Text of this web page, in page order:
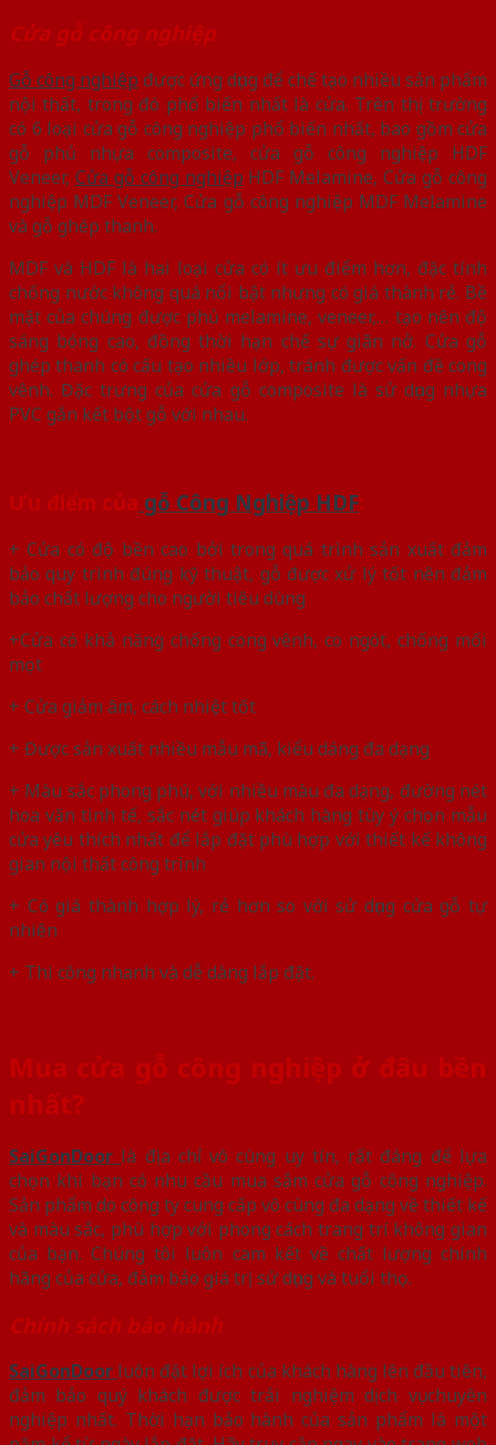
Cửa gỗ công nghiệp
Gỗ công nghiệp được ứng dụng để chế tạo nhiều sản phẩm
nội thất, trong đó phổ biến nhất là cửa. Trên thị trường
có 6 loại cửa gỗ công nghiệp phổ biến nhất, bao gồm cửa
gỗ phủ nhựa composite, cửa gỗ công nghiệp HDF
Veneer, Cửa gỗ công nghiệp HDF Melamine, Cửa gỗ công
nghiệp MDF Veneer, Cửa gỗ công nghiệp MDF Melamine
và gỗ ghép thanh.
MDF và HDF là hai loại cửa có ít ưu điểm hơn, đặc tính
chống nước không quá nổi bật nhưng có giá thành rẻ. Bề
mặt của chúng được phủ melamine, veneer,… tạo nên độ
sáng bóng cao, đồng thời hạn chế sự giãn nở. Cửa gỗ
ghép thanh có cấu tạo nhiều lớp, tránh được vấn đề cong
vênh. Đặc trưng của cửa gỗ composite là sử dụng nhựa
PVC gắn kết bột gỗ với nhau.
Ưu điểm của gỗ Công Nghiệp HDF:
+ Cửa có độ bền cao bởi trong quá trình sản xuất đảm
bảo quy trình đúng kỹ thuật, gỗ được xử lý tốt nên đảm
bảo chất lượng cho người tiêu dùng
+Cửa có khả năng chống cong vênh, co ngót, chống mối
mọt
+ Cửa giảm âm, cách nhiệt tốt
+ Được sản xuất nhiều mẫu mã, kiểu dáng đa dạng
+ Màu sắc phong phú, với nhiều màu đa dạng, đường nét
hoa văn tinh tế, sắc nét giúp khách hàng tùy ý chọn mẫu
cửa yêu thích nhất để lắp đặt phù hợp với thiết kế không
gian nội thất công trình
+ Có giá thành hợp lý, rẻ hơn so với sử dụng cửa gỗ tự
nhiên
+ Thi công nhanh và dễ dàng lắp đặt.
Mua cửa gỗ công nghiệp ở đâu bền
nhất?
SaiGonDoor là địa chỉ vô cùng uy tín, rất đáng để lựa
chọn khi bạn có nhu cầu mua sắm cửa gỗ công nghiệp.
Sản phẩm do công ty cung cấp vô cùng đa dạng về thiết kế
và màu sắc, phù hợp với phong cách trang trí không gian
của bạn. Chúng tôi luôn cam kết về chất lượng chính
hãng của cửa, đảm bảo giá trị sử dụng và tuổi thọ.
Chính sách bảo hành
SaiGonDoor luôn đặt lợi ích của khách hàng lên đầu tiên,
đảm bảo quý khách được trải nghiệm dịch vụ chuyên
nghiệp nhất. Thời hạn bảo hành của sản phẩm là một